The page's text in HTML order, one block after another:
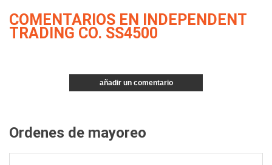
COMENTARIOS EN INDEPENDENT
TRADING CO. SS4500
añadir un comentario
Ordenes de mayoreo